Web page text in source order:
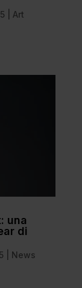
Art
una
di
News